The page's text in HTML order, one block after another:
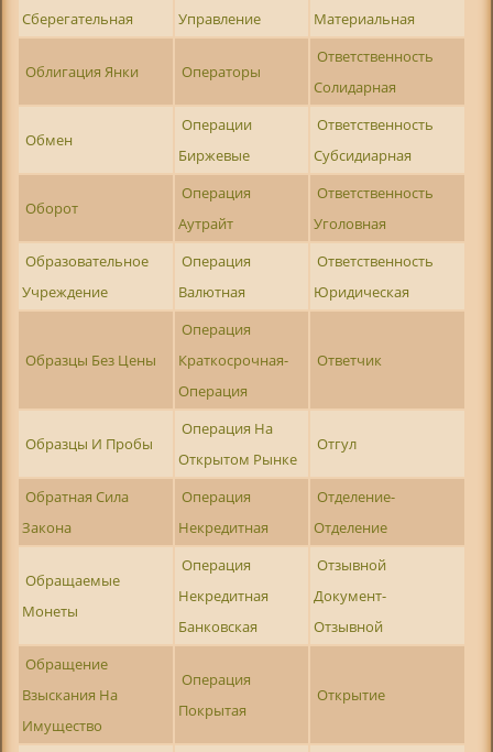
Сберегательная
Управление
Материальная
Облигация Янки Операторы
Ответственность
Солидарная
Обмен
Операции
Биржевые
Ответственность
Субсидиарная
Оборот
Операция
Аутрайт
Ответственность
Уголовная
Образовательное
Учреждение
Операция
Валютная
Ответственность
Юридическая
Образцы Без Цены
Операция
Краткосрочная-
Операция
Ответчик
Образцы И Пробы
Операция На
Открытом Рынке
Отгул
Обратная Сила
Закона
Операция
Некредитная
Отделение-
Отделение
Обращаемые
Монеты
Операция
Некредитная
Банковская
Отзывной
Документ-
Отзывной
Обращение
Взыскания На
Имущество
Операция
Покрытая
Открытие